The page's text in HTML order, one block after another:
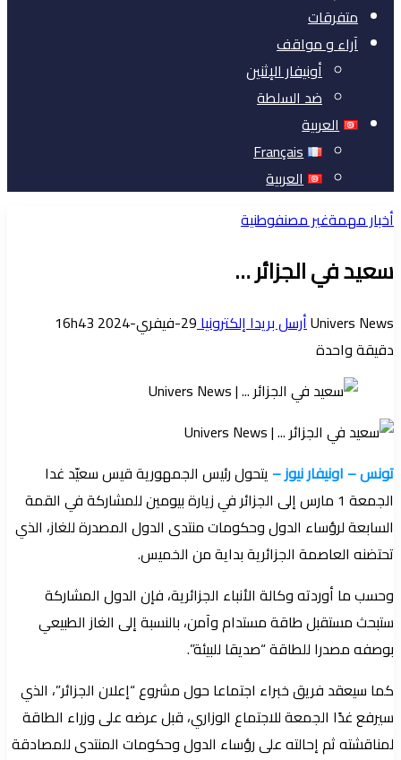
متفرقات
آراء و مواقف
أونيفار الإثنين
ضد السلطة
العربية
Français
العربية
أخبار مهمةغير مصنفوطنية
سعيد في الجزائر …
Univers Newsأرسل بريدا إلكترونيا29-فيفري-2024 16h43
دقيقة واحدة
تونس – اونيفار نيوز – يتحول رئيس الجمهورية قيس سعيّد غدا
الجمعة 1 مارس إلى الجزائر في زيارة بيومين للمشاركة في القمة
السابعة لرؤساء الدول وحكومات منتدى الدول المصدرة للغاز، الذي
تحتضنه العاصمة الجزائرية بداية من الخميس.
وحسب ما أوردته وكالة الأنباء الجزائرية، فإن الدول المشاركة
ستبحث مستقبل طاقة مستدام وآمن، بالنسبة إلى الغاز الطبيعي
بوصفه مصدرا للطاقة “صديقا للبيئة”.
كما سيعقد فريق خبراء اجتماعا حول مشروع “إعلان الجزائر”، الذي
سيرفع غدًا الجمعة للاجتماع الوزاري، قبل عرضه على وزراء الطاقة
لمناقشته ثم إحالته على رؤساء الدول وحكومات المنتدى للمصادقة